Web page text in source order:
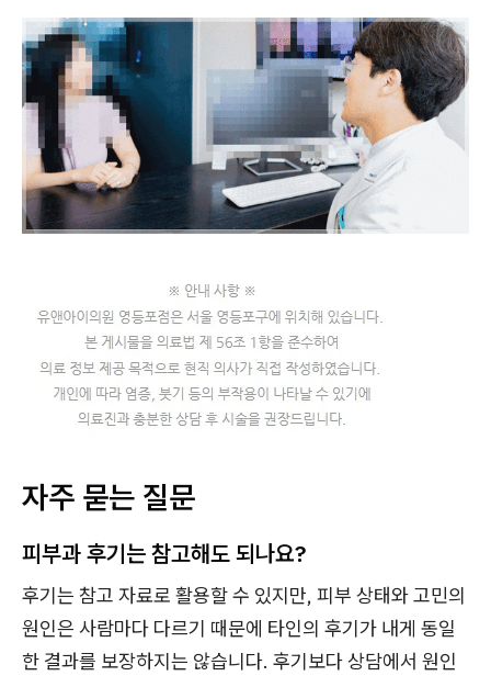
자주 묻는 질문
피부과 후기는 참고해도 되나요?
후기는 참고 자료로 활용할 수 있지만, 피부 상태와 고민의
원인은 사람마다 다르기 때문에 타인의 후기가 내게 동일
한 결과를 보장하지는 않습니다. 후기보다 상담에서 원인